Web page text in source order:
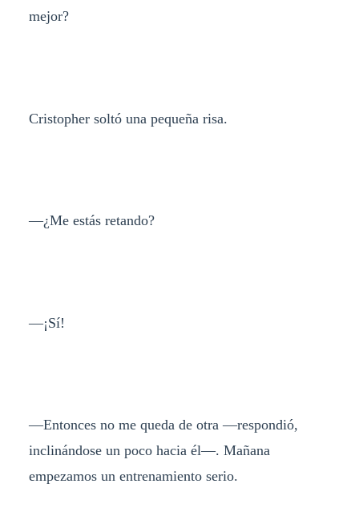
mejor?
Cristopher soltó una pequeña risa.
—¿Me estás retando?
—¡Sí!
—Entonces no me queda de otra —respondió,
inclinándose un poco hacia él—. Mañana
empezamos un entrenamiento serio.